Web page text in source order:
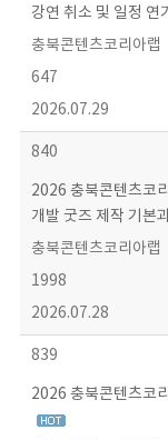
강연 취소 및 일정 연
충북콘텐츠코리아랩
647
2026.07.29
840
2026 충북콘텐츠코
개발 굿즈 제작 기본
충북콘텐츠코리아랩
1998
2026.07.28
839
2026 충북콘텐츠코